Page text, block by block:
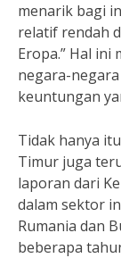
menarik bagi
relatif rendah
Eropa.” Hal ini
negara-
keuntungan
Tidak hanya
Timur juga
laporan dari
dalam sektor
Rumania dan
beberapa